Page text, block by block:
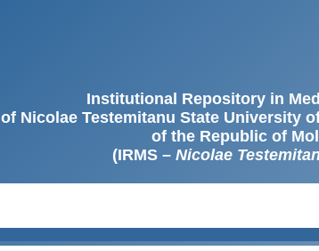
Institutional Repository in
of Nicolae Testemitanu State University
of the Republic of
(IRMS – Nicolae